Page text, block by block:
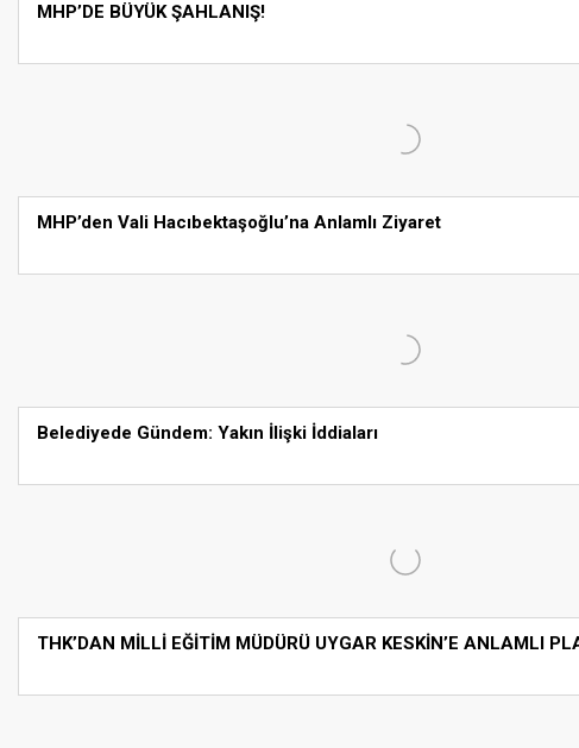
MHP’DE BÜYÜK ŞAHLANIŞ!
MHP’den Vali Hacıbektaşoğlu’na Anlamlı Ziyaret
Belediyede Gündem: Yakın İlişki İddiaları
THK’DAN MİLLİ EĞİTİM MÜDÜRÜ UYGAR KESKİN’E ANLAMLI